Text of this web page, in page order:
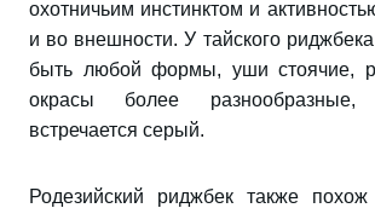
охотничьим инстинктом и
и во внешности. У тайского
быть любой формы, уши стоячие,
окрасы более
встречается серый.
Родезийский риджбек также